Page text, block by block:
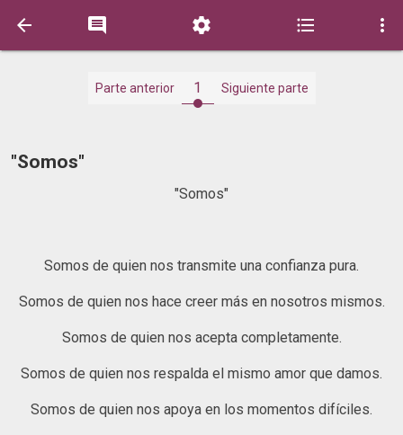
    
Parte anterior 1 Siguiente parte
"Somos"
"Somos"
Somos de quien nos transmite una confianza pura.
Somos de quien nos hace creer más en nosotros mismos.
Somos de quien nos acepta completamente.
Somos de quien nos respalda el mismo amor que damos.
Somos de quien nos apoya en los momentos difíciles.